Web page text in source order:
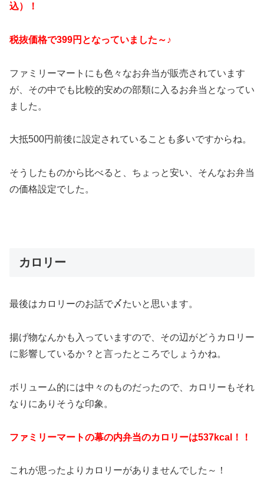
込）！
税抜価格で399円となっていました～♪
ファミリーマートにも色々なお弁当が販売されています
が、その中でも比較的安めの部類に入るお弁当となってい
ました。
大抵500円前後に設定されていることも多いですからね。
そうしたものから比べると、ちょっと安い、そんなお弁当
の価格設定でした。
カロリー
最後はカロリーのお話で〆たいと思います。
揚げ物なんかも入っていますので、その辺がどうカロリー
に影響しているか？と言ったところでしょうかね。
ボリューム的には中々のものだったので、カロリーもそれ
なりにありそうな印象。
ファミリーマートの幕の内弁当のカロリーは537kcal！！
これが思ったよりカロリーがありませんでした～！